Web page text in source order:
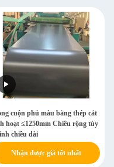
cuộn phủ màu bằng thép cắt
hoạt ≤1250mm Chiều rộng tùy
chiều dài
Nhận được giá tốt nhất